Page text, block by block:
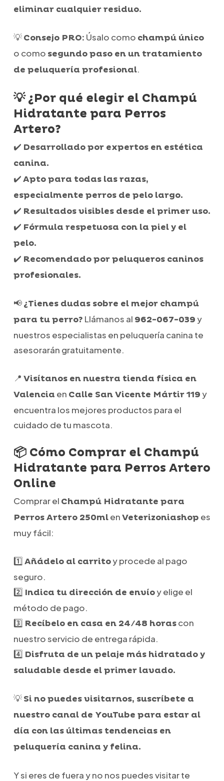
eliminar cualquier residuo.
💡Consejo PRO: Úsalo como champú único
o como segundo paso en un tratamiento
de peluquería profesional.
💡 ¿Por qué elegir el Champú
Hidratante para Perros
Artero?
✔️ Desarrollado por expertos en estética
canina.
✔️Apto para todas las razas,
especialmente perros de pelo largo.
✔️ Resultados visibles desde el primer uso.
✔️ Fórmula respetuosa con la piel y el
pelo.
✔️ Recomendado por peluqueros caninos
profesionales.
📢¿Tienes dudas sobre el mejor champú
para tu perro? Llámanos al 962-067-039y
nuestros especialistas en peluquería canina te
asesorarán gratuitamente.
📍 Visítanos en nuestra tienda física en
Valencia en Calle San Vicente Mártir 119y
encuentra los mejores productos para el
cuidado de tu mascota.
📦 Cómo Comprar el Champú
Hidratante para Perros Artero
Online
Comprar el Champú Hidratante para
Perros Artero 250mlenVeterizoniashop es
muy fácil:
1️⃣Añádelo al carritoy procede al pago
seguro.
2️⃣ Indica tu dirección de envíoy elige el
método de pago.
3️⃣ Recíbelo en casa en 24/48 horascon
nuestro servicio de entrega rápida.
4️⃣ Disfruta de un pelaje más hidratado y
saludable desde el primer lavado.
💡Si no puedes visitarnos, suscríbete a
nuestro canal de YouTube para estar al
día con las últimas tendencias en
peluquería canina y felina.
Y si eres de fuera y no nos puedes visitar te